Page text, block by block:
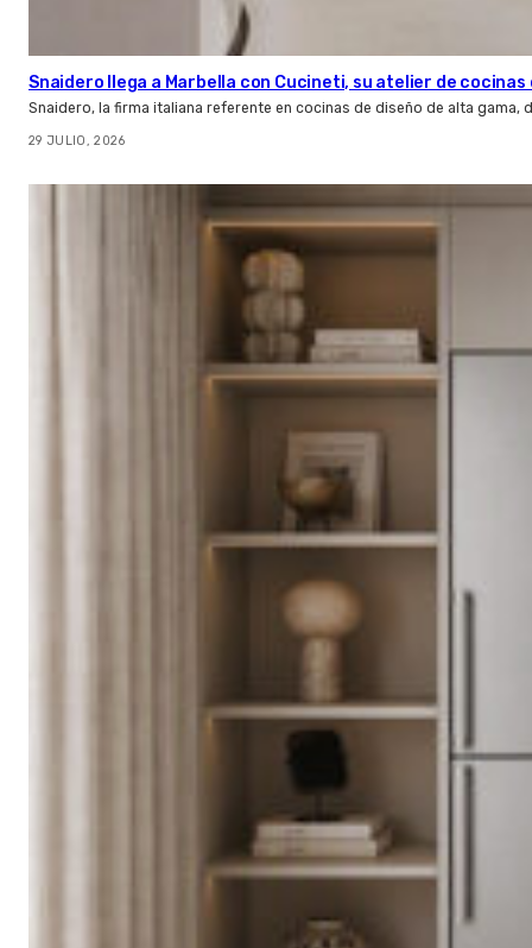
Snaidero llega a Marbella con Cucineti, su atelier de cocinas
Snaidero, la firma italiana referente en cocinas de diseño de alta gama,
29 JULIO, 2026